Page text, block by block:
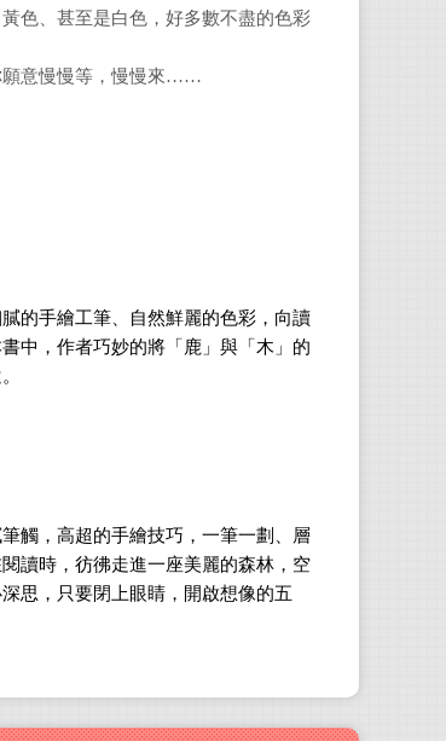
色、甚至是白色，好多數不盡的色彩
願意慢慢等，慢慢來……
的手繪工筆、自然鮮麗的色彩，向讀
中，作者巧妙的將「鹿」與「木」的
觸，高超的手繪技巧，一筆一劃、層
讀時，彷彿走進一座美麗的森林，空
思，只要閉上眼睛，開啟想像的五